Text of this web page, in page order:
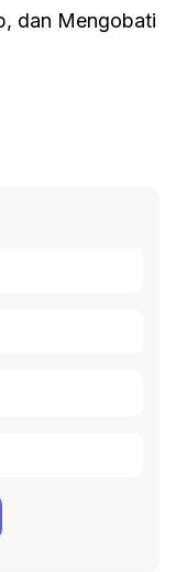
dan Mengobati